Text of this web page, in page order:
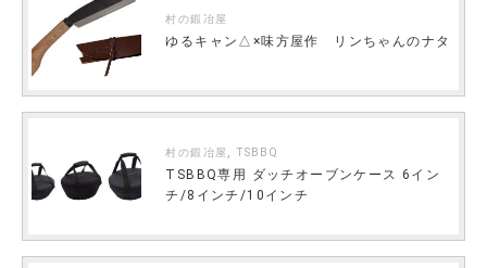
村の鍛冶屋
ゆるキャン△×味方屋作 リンちゃんのナタ
村の鍛冶屋 ,TSBBQ
TSBBQ専用 ダッチオーブンケース 6イン
チ/8インチ/10インチ